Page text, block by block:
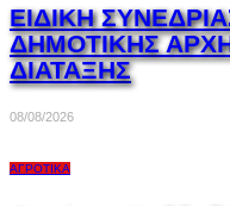
ΕΙΔΙΚΗ
ΔΗΜΟΤΙΚΗΣ
ΔΙΑΤΑΞΗΣ
08/08/2026
ΑΓΡΟΤΙΚΆ